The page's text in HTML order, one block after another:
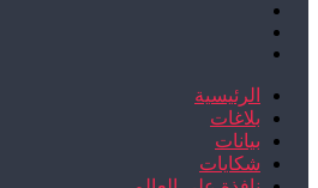
الرئيسية
بلاغات
بيانات
شكايات